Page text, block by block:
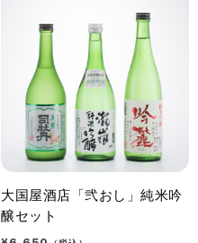
大国屋酒店「弐おし」純米吟
醸セット